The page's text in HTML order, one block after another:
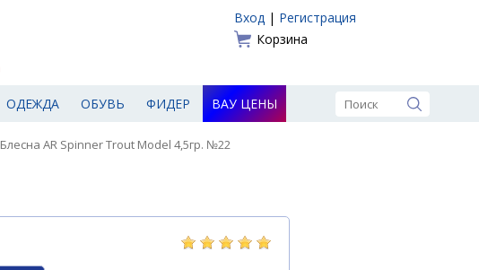
Вход | Регистрация
Корзина
ОДЕЖДА ОБУВЬ ФИДЕР ВАУ ЦЕНЫ
Блесна AR Spinner Trout Model 4,5гр. №22